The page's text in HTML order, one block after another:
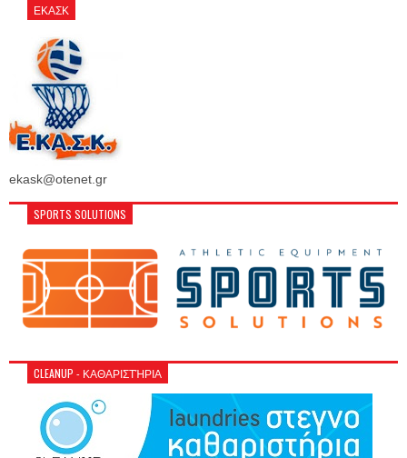
ΕΚΑΣΚ
ekask@otenet.gr
SPORTS SOLUTIONS
CLEANUP - ΚΑΘΑΡΙΣΤΉΡΙΑ